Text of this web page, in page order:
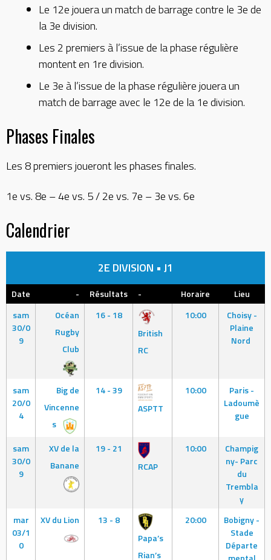
Le 12e jouera un match de barrage contre le 3e de
la 3e division.
Les 2 premiers à l’issue de la phase régulière
montent en 1re division.
Le 3e à l’issue de la phase régulière jouera un
match de barrage avec le 12e de la 1e division.
Phases Finales
Les 8 premiers joueront les phases finales.
1e vs. 8e – 4e vs. 5 / 2e vs. 7e – 3e vs. 6e
Calendrier
2E DIVISION • J1
Date - Résultats - Horaire
Lieu
sam
30/0
9
Océan
Rugby
Club
16 - 18
British
RC
10:00
Choisy -
Plaine
Nord
sam
20/0
4
Big de
Vincenne
s
14 - 39
ASPTT
10:00
Paris -
Ladoumè
gue
sam
30/0
9
XV de la
Banane
19 - 21
RCAP
10:00
Champig
ny- Parc
du
Trembla
y
mar
03/1
0
XV du Lion
13 - 8
Papa’s
Rian’s
20:00
Bobigny -
Stade
Départe